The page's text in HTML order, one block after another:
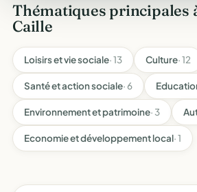
Thématiques principales
Caille
Loisirs et vie sociale· 13 Culture· 12
Santé et action sociale· 6
Environnement et patrimoine· 3
Economie et développement local· 1